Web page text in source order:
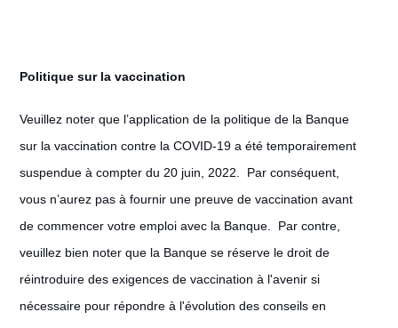
Politique sur la vaccination
Veuillez noter que l’application de la politique de la Banque
sur la vaccination contre la COVID-19 a été temporairement
suspendue à compter du 20 juin, 2022. Par conséquent,
vous n’aurez pas à fournir une preuve de vaccination avant
de commencer votre emploi avec la Banque. Par contre,
veuillez bien noter que la Banque se réserve le droit de
réintroduire des exigences de vaccination à l'avenir si
nécessaire pour répondre à l'évolution des conseils en